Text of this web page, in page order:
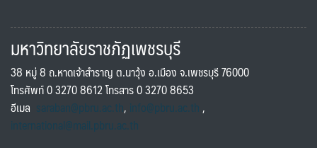
มหาวิทยาลัยราชภัฏเพชรบุรี
38 หมู่ 8 ถ.หาดเจ้าสำราญ ต.นาวุ้ง อ.เมือง จ.เพชรบุรี 76000
โทรศัพท์ 0 3270 8612 โทรสาร 0 3270 8653
อีเมล saraban@pbru.ac.th, info@pbru.ac.th,
international@mail.pbru.ac.th